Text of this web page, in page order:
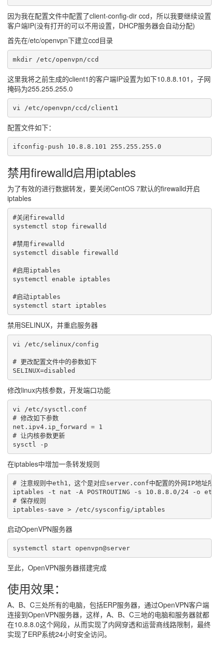
因为我在配置文件中配置了client-config-dir ccd，所以我要继续设置
客户端IP(没有打开的可以不用设置，DHCP服务器会自动分配)
首先在/etc/openvpn下建立ccd目录
mkdir /etc/openvpn/ccd
这里我将之前生成的client1的客户端IP设置为如下10.8.8.101，子网
掩码为255.255.255.0
vi /etc/openvpn/ccd/client1
配置文件如下：
ifconfig-push 10.8.8.101 255.255.255.0
禁用firewalld启用iptables
为了有效的进行数据转发，要关闭CentOS 7默认的firewalld开启
iptables
#关闭firewalld
systemctl stop firewalld
#禁用firewalld
systemctl disable firewalld
#启用iptables
systemctl enable iptables
#启动iptables
禁用SELINUX，并重启服务器
vi /etc/selinux/config
# 更改配置文件中的参数如下
修改linux内核参数，开发端口功能
vi /etc/sysctl.conf
# 修改如下参数
net.ipv4.ip_forward = 1
# 让内核参数更新
在iptables中增加一条转发规则
# 注意规则中eth1，这个是对应server.conf中配置的外网IP地址所
iptables -t nat -A POSTROUTING -s 10.8.8.0/24 -o eth1 -j
# 保存规则
启动OpenVPN服务器
systemctl start openvpn@server
至此，OpenVPN服务器搭建完成
使用效果：
A、B、C三处所有的电脑，包括ERP服务器，通过OpenVPN客户端
连接到OpenVPN服务器，这样，A、B、C三地的电脑和服务器就都
在10.8.8.0这个网段，从而实现了内网穿透和运营商线路限制，最终
实现了ERP系统24小时安全访问。